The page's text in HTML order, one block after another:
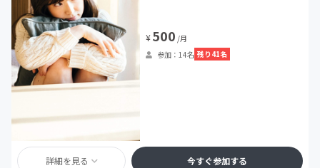
¥500 /月
参加：14名 残り41名
詳細を見る 今すぐ参加する